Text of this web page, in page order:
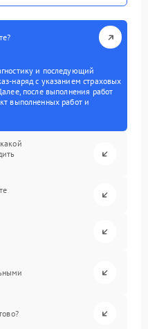
и последующий
наряд с указанием страховых
после выполнения работ
выполненных работ и